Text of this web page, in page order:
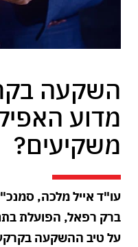
השקעה
מדוע
משקיעים?
עו"ד אייל מלכה,
ברק רפאל, הפועלת
על טיב ההשקעה